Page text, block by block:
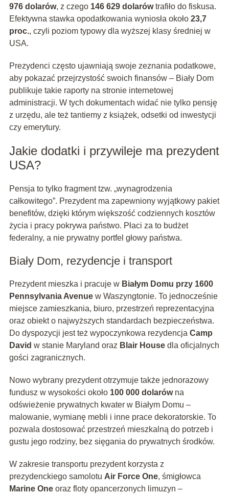
976 dolarów, z czego 146 629 dolarówtrafiło do fiskusa.
Efektywna stawka opodatkowania wyniosła około 23,7
proc., czyli poziom typowy dla wyższej klasy średniej w
USA.
Prezydenci często ujawniają swoje zeznania podatkowe,
aby pokazać przejrzystość swoich finansów – Biały Dom
publikuje takie raporty na stronie internetowej
administracji. W tych dokumentach widać nie tylko pensję
z urzędu, ale też tantiemy z książek, odsetki od inwestycji
czy emerytury.
Jakie dodatki i przywileje ma prezydent
USA?
Pensja to tylko fragment tzw. „wynagrodzenia
całkowitego”. Prezydent ma zapewniony wyjątkowy pakiet
benefitów, dzięki którym większość codziennych kosztów
życia i pracy pokrywa państwo. Płaci za to budżet
federalny, a nie prywatny portfel głowy państwa.
Biały Dom, rezydencje i transport
Prezydent mieszka i pracuje w Białym Domu przy 1600
Pennsylvania Avenuew Waszyngtonie. To jednocześnie
miejsce zamieszkania, biuro, przestrzeń reprezentacyjna
oraz obiekt o najwyższych standardach bezpieczeństwa.
Do dyspozycji jest też wypoczynkowa rezydencja Camp
David w stanie Maryland oraz Blair Housedla oficjalnych
gości zagranicznych.
Nowo wybrany prezydent otrzymuje także jednorazowy
fundusz w wysokości około 100 000 dolarówna
odświeżenie prywatnych kwater w Białym Domu –
malowanie, wymianę mebli i inne prace dekoratorskie. To
pozwala dostosować przestrzeń mieszkalną do potrzeb i
gustu jego rodziny, bez sięgania do prywatnych środków.
W zakresie transportu prezydent korzysta z
prezydenckiego samolotu Air Force One, śmigłowca
Marine Oneoraz floty opancerzonych limuzyn –